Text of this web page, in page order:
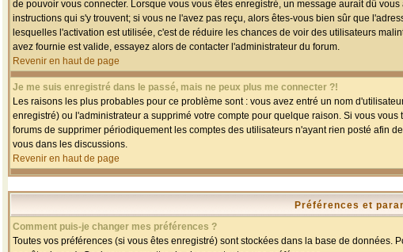
de pouvoir vous connecter. Lorsque vous vous êtes enregistré, un message aurait dû
instructions qui s'y trouvent; si vous ne l'avez pas reçu, alors êtes-vous bien sûr que
lesquelles l'activation est utilisée, c'est de réduire les chances de voir des utilisateurs
avez fournie est valide, essayez alors de contacter l'administrateur du forum.
Revenir en haut de page
Je me suis enregistré dans le passé, mais ne peux plus me connecter ?!
Les raisons les plus probables pour ce problème sont : vous avez entré un nom
enregistré) ou l'administrateur a supprimé votre compte pour quelque raison. Si vous
forums de supprimer périodiquement les comptes des utilisateurs n'ayant rien posté afin
vous dans les discussions.
Revenir en haut de page
Préférences et
Comment puis-je changer mes préférences ?
Toutes vos préférences (si vous êtes enregistré) sont stockées dans la base de données.